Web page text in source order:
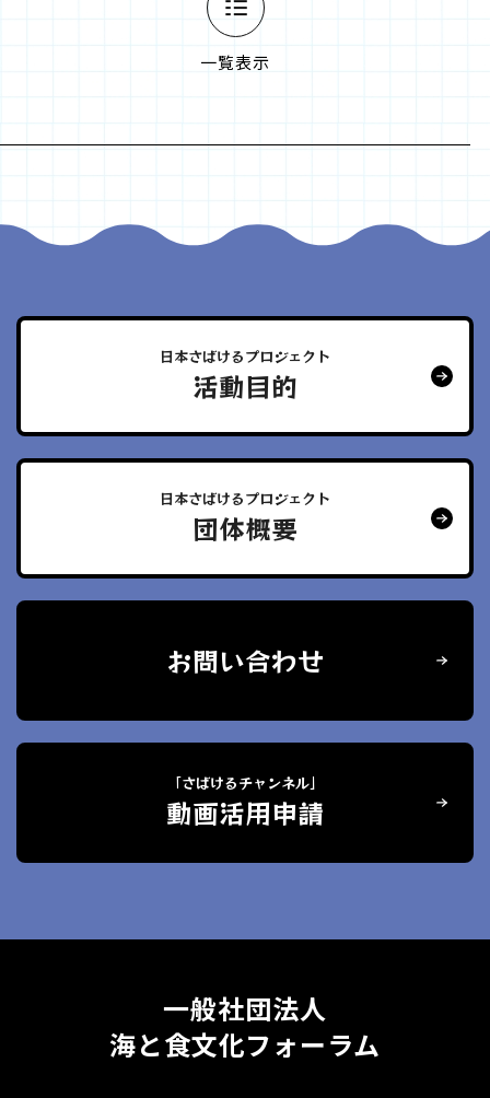
一覧表示
日本さばけるプロジェクト
活動目的
日本さばけるプロジェクト
団体概要
お問い合わせ
「さばけるチャンネル」
動画活用申請
一般社団法人
海と食文化フォーラム